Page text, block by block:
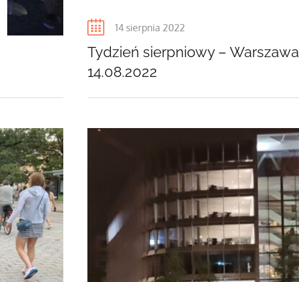
Posted
14 sierpnia 2022
Tydzień sierpniowy – Warszawa
14.08.2022